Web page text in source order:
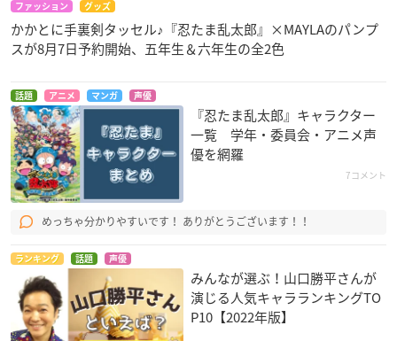
ファッション グッズ
かかとに手裏剣タッセル♪『忍たま乱太郎』×MAYLAのパンプ
スが8月7日予約開始、五年生＆六年生の全2色
話題 アニメ マンガ 声優
『忍たま乱太郎』キャラクター
一覧 学年・委員会・アニメ声
優を網羅
7コメント
めっちゃ分かりやすいです！ ありがとうございます！！
ランキング 話題 声優
みんなが選ぶ！山口勝平さんが
演じる人気キャラランキングTO
P10【2022年版】